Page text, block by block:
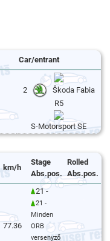
Car/entrant
2
Škoda Fabia
R5
S-Motorsport SE
km/h
Stage
Abs.pos.
Rolled
Abs.pos.
77.36
21 -
21 -
Minden
ORB
versenyző